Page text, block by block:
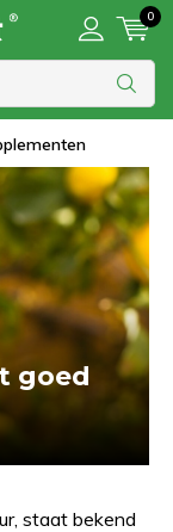
0
in huis
goed
staat bekend